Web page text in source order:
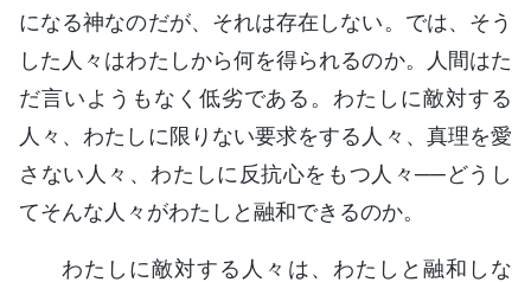
になる神なのだが、それは存在しない。では、そう
した人々はわたしから何を得られるのか。人間はた
だ言いようもなく低劣である。わたしに敵対する
人々、わたしに限りない要求をする人々、真理を愛
さない人々、わたしに反抗心をもつ人々──どうし
てそんな人々がわたしと融和できるのか。
わたしに敵対する人々は、わたしと融和しな